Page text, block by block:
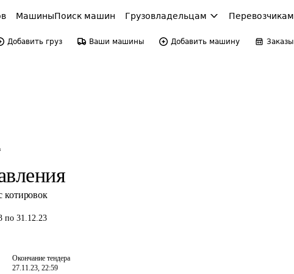
МашиныПоиск машин Грузовладельцам Перевозчикам
Добавить груз Ваши машины Добавить машину Заказы
котировок
по 31.12.23
Окончание тендера
27.11.23, 22:59